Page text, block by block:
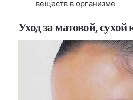
веществ в организме
Уход за матовой, сухой